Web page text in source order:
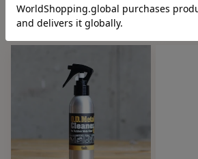
使用例(取付穴下部使用時)
・テーブル高さ280mm
OD缶110.250使用可能
・テーブル高さ340mm
OD缶110.250.500使用可能
※使用可能=地面にOD缶が接触しない
※テーブル最小235mm